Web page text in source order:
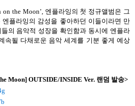
on the Moon’, 엔플라잉의 첫 정규앨범은 그
플라잉의 감성을 좋아하던 이들이라면 만
들의 음악적 성장을 확인함과 동시에 엔플라
속될 다채로운 음악 세계를 기분 좋게 예상
Moon] OUTSIDE/INSIDE Ver. 랜덤 발송>